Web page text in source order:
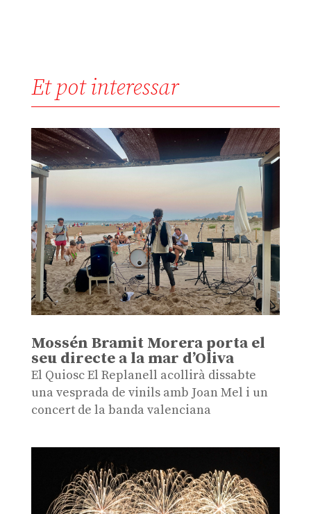
Et pot interessar
Mossén Bramit Morera porta el
seu directe a la mar d’Oliva
El Quiosc El Replanell acollirà dissabte
una vesprada de vinils amb Joan Mel i un
concert de la banda valenciana